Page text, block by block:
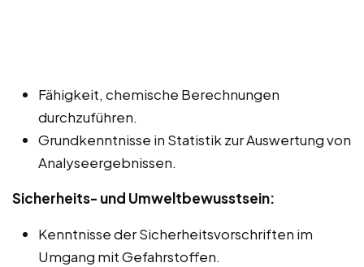
Fähigkeit, chemische Berechnungen
durchzuführen.
Grundkenntnisse in Statistik zur Auswertung von
Analyseergebnissen.
Sicherheits- und Umweltbewusstsein:
Kenntnisse der Sicherheitsvorschriften im
Umgang mit Gefahrstoffen.